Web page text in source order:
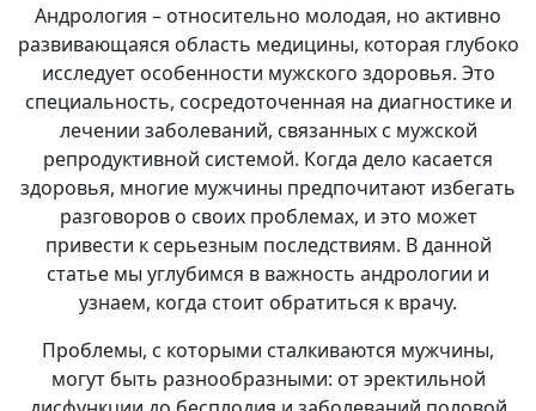
Андрология – относительно молодая, но активно
развивающаяся область медицины, которая глубоко
исследует особенности мужского здоровья. Это
специальность, сосредоточенная на диагностике и
лечении заболеваний, связанных с мужской
репродуктивной системой. Когда дело касается
здоровья, многие мужчины предпочитают избегать
разговоров о своих проблемах, и это может
привести к серьезным последствиям. В данной
статье мы углубимся в важность андрологии и
узнаем, когда стоит обратиться к врачу.
Проблемы, с которыми сталкиваются мужчины,
могут быть разнообразными: от эректильной